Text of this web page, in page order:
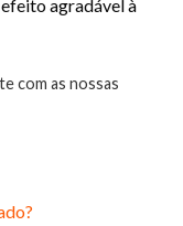
agradável à
com as nossas